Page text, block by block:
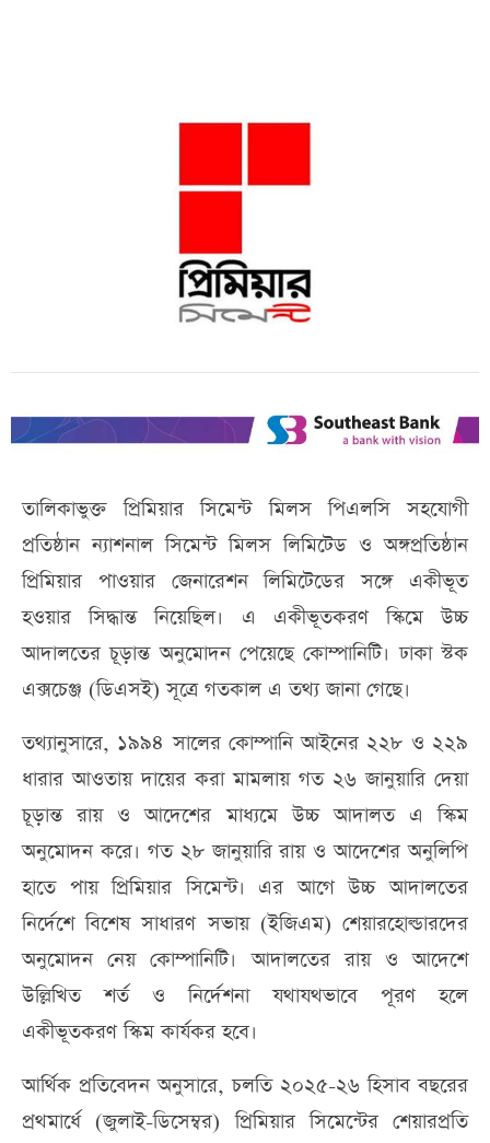
তালিকাভুক্ত প্রিমিয়ার সিমেন্ট মিলস পিএলসি সহযোগী
প্রতিষ্ঠান ন্যাশনাল সিমেন্ট মিলস লিমিটেড ও অঙ্গপ্রতিষ্ঠান
প্রিমিয়ার পাওয়ার জেনারেশন লিমিটেডের সঙ্গে একীভূত
হওয়ার সিদ্ধান্ত নিয়েছিল। এ একীভূতকরণ স্কিমে উচ্চ
আদালতের চূড়ান্ত অনুমোদন পেয়েছে কোম্পানিটি। ঢাকা স্টক
এক্সচেঞ্জ (ডিএসই) সূত্রে গতকাল এ তথ্য জানা গেছে।
তথ্যানুসারে, ১৯৯৪ সালের কোম্পানি আইনের ২২৮ ও ২২৯
ধারার আওতায় দায়ের করা মামলায় গত ২৬ জানুয়ারি দেয়া
চূড়ান্ত রায় ও আদেশের মাধ্যমে উচ্চ আদালত এ স্কিম
অনুমোদন করে। গত ২৮ জানুয়ারি রায় ও আদেশের অনুলিপি
হাতে পায় প্রিমিয়ার সিমেন্ট। এর আগে উচ্চ আদালতের
নির্দেশে বিশেষ সাধারণ সভায় (ইজিএম) শেয়ারহোল্ডারদের
অনুমোদন নেয় কোম্পানিটি। আদালতের রায় ও আদেশে
উল্লিখিত শর্ত ও নির্দেশনা যথাযথভাবে পূরণ হলে
একীভূতকরণ স্কিম কার্যকর হবে।
আর্থিক প্রতিবেদন অনুসারে, চলতি ২০২৫-২৬ হিসাব বছরের
প্রথমার্ধে (জুলাই-ডিসেম্বর) প্রিমিয়ার সিমেন্টের শেয়ারপ্রতি